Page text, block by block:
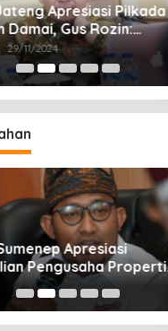
Apresiasi Pilkada
Damai, Gus Rozin:
Kedewasaan Politik
29/11/2024
Apresiasi
Pengusaha Properti
Gempa